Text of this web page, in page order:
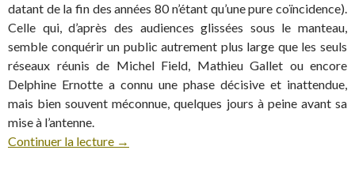
datant de la fin des années 80 n’étant qu’une pure coïncidence).
Celle qui, d’après des audiences glissées sous le manteau,
semble conquérir un public autrement plus large que les seuls
réseaux réunis de Michel Field, Mathieu Gallet ou encore
Delphine Ernotte a connu une phase décisive et inattendue,
mais bien souvent méconnue, quelques jours à peine avant sa
mise à l’antenne.
Continuer la lecture →